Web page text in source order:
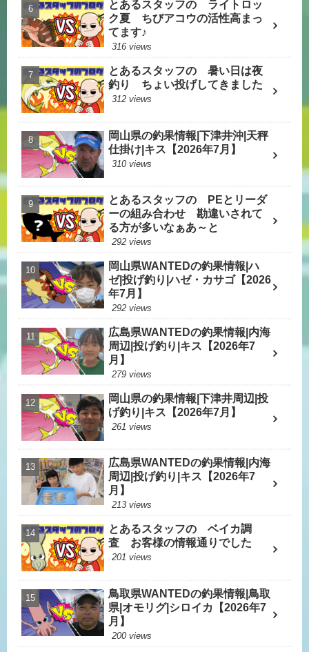
とあるスタッフの ライトロッ
ク夏 ちびアコウの活性高まっ
てます♪
316 views
とあるスタッフの 暑い日は夜
釣り ちょい投げしてきました
312 views
岡山県の釣果情報|下津井沖|天秤
仕掛け|キス【2026年7月】
310 views
とあるスタッフの PEとリーダ
ーの組み合わせ 勘違いされて
る方が多いなぁあ～と
292 views
岡山県WANTEDの釣果情報|ハ
ゼ|投げ釣り|ハゼ・カサゴ【2026
年7月】
292 views
広島県WANTEDの釣果情報|内海
周辺|投げ釣り|キス【2026年7
月】
279 views
岡山県の釣果情報|下津井周辺|投
げ釣り|キス【2026年7月】
261 views
広島県WANTEDの釣果情報|内海
周辺|投げ釣り|キス【2026年7
月】
213 views
とあるスタッフの ベイカ調
査 お客様の情報通りでした
201 views
鳥取県WANTEDの釣果情報|鳥取
県|オモリグ|シロイカ【2026年7
月】
200 views